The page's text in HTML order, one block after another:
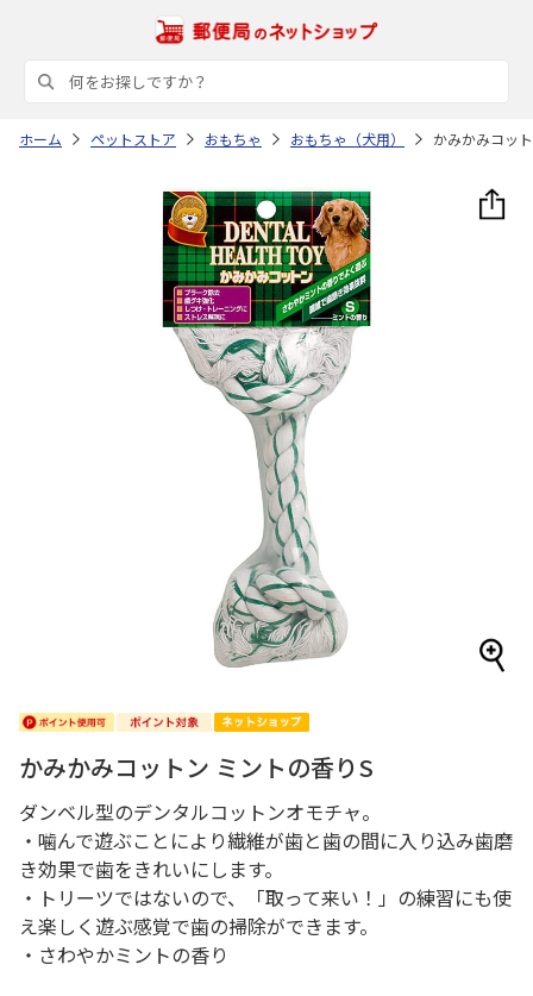
ホーム ペットストア おもちゃ おもちゃ（犬用） かみかみコッ
かみかみコットン ミントの香りS
ダンベル型のデンタルコットンオモチャ。
・噛んで遊ぶことにより繊維が歯と歯の間に入り込み歯磨
き効果で歯をきれいにします。
・トリーツではないので、「取って来い！」の練習にも使
え楽しく遊ぶ感覚で歯の掃除ができます。
・さわやかミントの香り